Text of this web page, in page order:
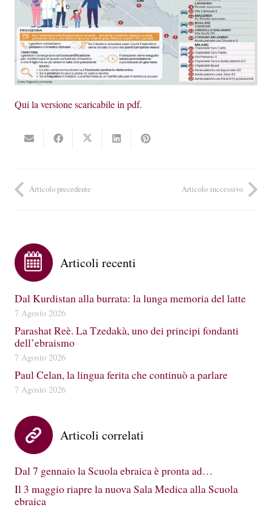
Qui la versione scaricabile in pdf.
Articolo precedente Articolo successivo
Articoli recenti
Dal Kurdistan alla burrata: la lunga memoria del latte
7 Agosto 2026
Parashat Reè. La Tzedakà, uno dei principi fondanti
dell’ebraismo
7 Agosto 2026
Paul Celan, la lingua ferita che continuò a parlare
7 Agosto 2026
Articoli correlati
Dal 7 gennaio la Scuola ebraica è pronta ad…
Il 3 maggio riapre la nuova Sala Medica alla Scuola
ebraica